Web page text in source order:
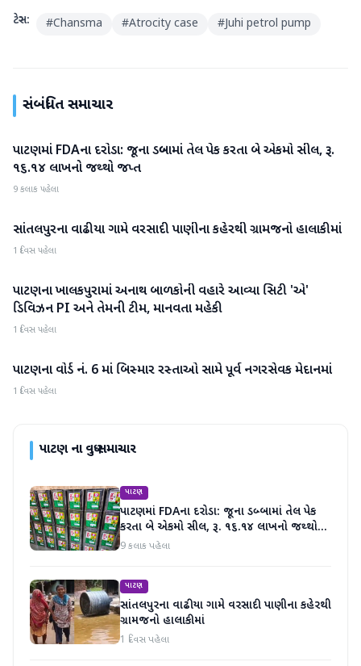
ટેગ્સ: #Chansma #Atrocity case #Juhi petrol pump
સંબંધિત સમાચાર
પાટણ
પાટણમાં FDAના દરોડા: જૂના ડબ્બામાં તેલ પેક કરતા બે એકમો સીલ, રૂ.
૧૬.૧૪ લાખનો જથ્થો જપ્ત
9 કલાક પહેલા
પાટણ
સાંતલપુરના વાઢીયા ગામે વરસાદી પાણીના કહેરથી ગ્રામજનો હાલાકીમાં
1 દિવસ પહેલા
પાટણ
પાટણના ખાલકપુરામાં અનાથ બાળકોની વહારે આવ્યા સિટી 'એ'
ડિવિઝન PI અને તેમની ટીમ, માનવતા મહેકી
1 દિવસ પહેલા
પાટણ
પાટણના વોર્ડ નં. 6 માં બિસ્માર રસ્તાઓ સામે પૂર્વ નગરસેવક મેદાનમાં
1 દિવસ પહેલા
પાટણના વધુ સમાચાર
પાટણ
પાટણમાં FDAના દરોડા: જૂના ડબ્બામાં તેલ પેક
કરતા બે એકમો સીલ, રૂ. ૧૬.૧૪ લાખનો જથ્થો
જપ્ત
9 કલાક પહેલા
પાટણ
સાંતલપુરના વાઢીયા ગામે વરસાદી પાણીના કહેરથી
ગ્રામજનો હાલાકીમાં
1 દિવસ પહેલા